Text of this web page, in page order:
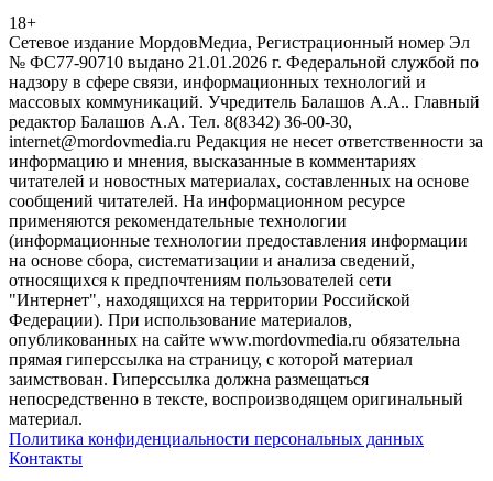
18+
Сетевое издание МордовМедиа, Регистрационный номер Эл
№ ФС77-90710 выдано 21.01.2026 г. Федеральной службой по
надзору в сфере связи, информационных технологий и
массовых коммуникаций. Учредитель Балашов А.А.. Главный
редактор Балашов А.А. Тел. 8(8342) 36-00-30,
internet@mordovmedia.ru Редакция не несет ответственности за
информацию и мнения, высказанные в комментариях
читателей и новостных материалах, составленных на основе
сообщений читателей. На информационном ресурсе
применяются рекомендательные технологии
(информационные технологии предоставления информации
на основе сбора, систематизации и анализа сведений,
относящихся к предпочтениям пользователей сети
"Интернет", находящихся на территории Российской
Федерации). При использование материалов,
опубликованных на сайте www.mordovmedia.ru обязательна
прямая гиперссылка на страницу, с которой материал
заимствован. Гиперссылка должна размещаться
непосредственно в тексте, воспроизводящем оригинальный
материал.
Политика конфиденциальности персональных данных
Контакты